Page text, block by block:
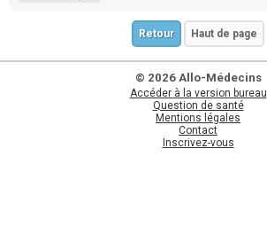
Retour Haut de page
© 2026 Allo-Médecins
Accéder à la version bureau
Question de santé
Mentions légales
Contact
Inscrivez-vous